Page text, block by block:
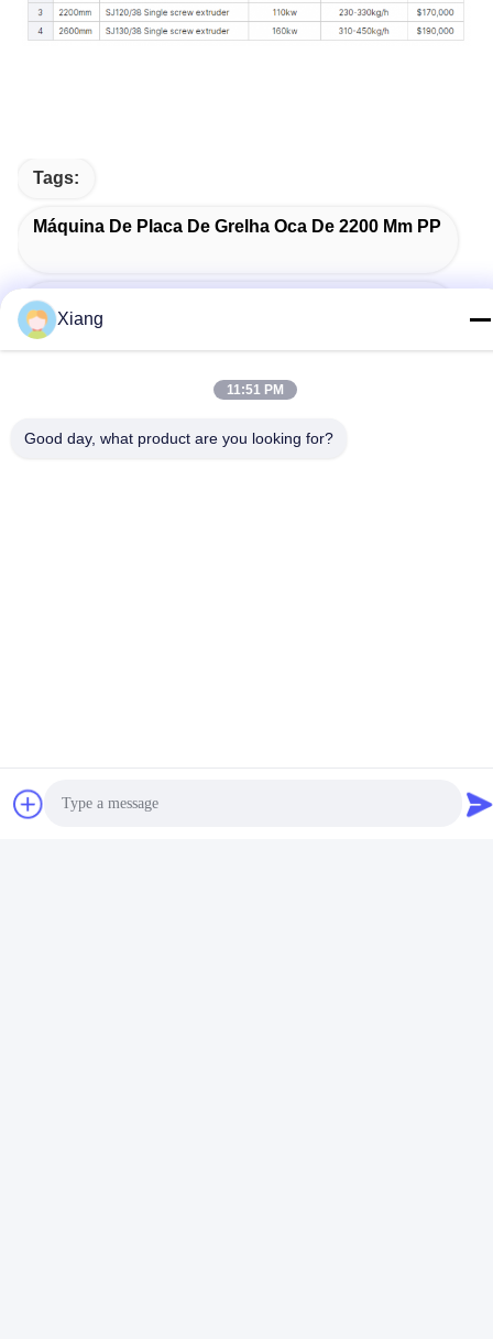
Tags:
Máquina De Placa De Grelha Oca De 2200 Mm PP
Linha De Extrusão De Placas Oco PP De 150 KW
Máquina De Placa De Grelha Oculta De 2600 Mm PP
1400 / 1800mm PP Máquina
Xiang
11:51 PM
Good day, what product are you looking for?